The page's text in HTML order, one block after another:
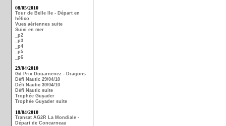
08/05/2010
Tour de Belle Ile - Départ en
hélico
Vues aériennes suite
Suivi en mer
_p2
_p3
_p4
_p5
_p6
29/04/2010
Gd Prix Douarnenez - Dragons
Défi Nautic 29/04/10
Défi Nautic 30/04/10
Défi Nautic suite
Trophée Guyader
Trophée Guyader suite
18/04/2010
Transat AG2R La Mondiale -
Départ de Concarneau